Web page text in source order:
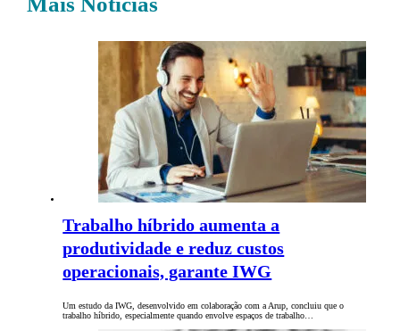
Trabalho híbrido aumenta a
produtividade e reduz custos
operacionais, garante IWG
Um estudo da IWG, desenvolvido em colaboração com a Arup, concluiu que o
trabalho híbrido, especialmente quando envolve espaços de trabalho…